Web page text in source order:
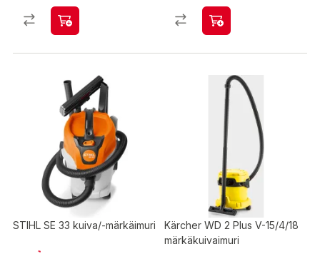
STIHL SE 33 kuiva/-märkäimuri
Kärcher WD 2 Plus V-15/4/18
märkäkuivaimuri